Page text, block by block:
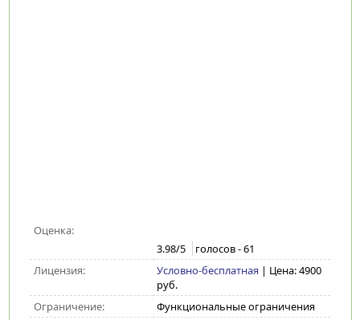
Оценка:
3.98/5 голосов -61
Лицензия:
Условно-бесплатная | Цена: 4900
руб.
Ограничение:
Функциональные ограничения